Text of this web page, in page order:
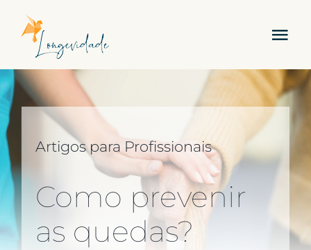
content
Sobre Nós
Serviços
Academia
Carreira
Artigos para Profissionais
Como prevenir
as quedas?